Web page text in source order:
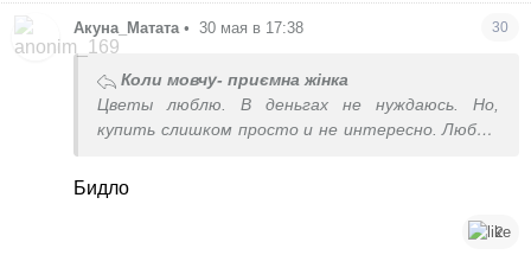
Акуна_Матата • 30 мая в 17:38 30
Коли мовчу- приємна жінка
Цветы люблю. В деньгах не нуждаюсь. Но,
купить слишком просто и не интересно. Люблю
радость. В крайнем случае нарвать где-то в
Бидло
2